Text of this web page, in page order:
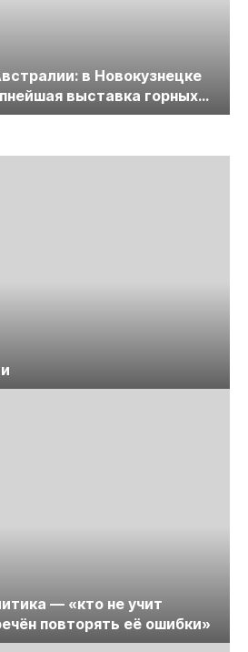
в Новокузнецке
выставка горных
России. Уголь России и
— «кто не учит
повторять её ошибки»